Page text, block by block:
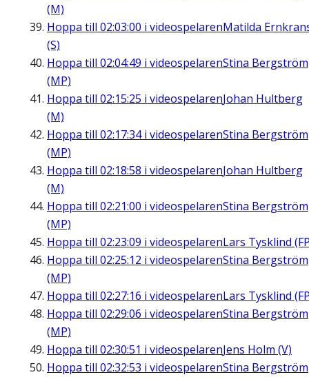
(M)
Hoppa till 02:03:00 i videospelarenMatilda
(S)
Hoppa till 02:04:49 i videospelarenStina Bergström
(MP)
Hoppa till 02:15:25 i videospelarenJohan Hultberg
(M)
Hoppa till 02:17:34i videospelarenStina Bergström
(MP)
Hoppa till 02:18:58 i videospelarenJohan Hultberg
(M)
Hoppa till 02:21:00 i videospelarenStina Bergström
(MP)
Hoppa till 02:23:09 i videospelarenLars Tysklind
Hoppa till 02:25:12 i videospelarenStina Bergström
(MP)
Hoppa till 02:27:16 i videospelarenLars Tysklind
Hoppa till 02:29:06 i videospelarenStina Bergström
(MP)
Hoppa till 02:30:51 i videospelarenJens Holm (V)
Hoppa till 02:32:53 i videospelarenStina Bergström